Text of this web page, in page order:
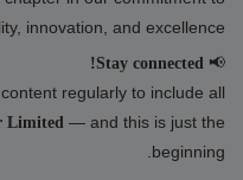
innovation, and excellence.
📢
Stay connected!
regularly to include all
Limited — and this is just the
beginning.